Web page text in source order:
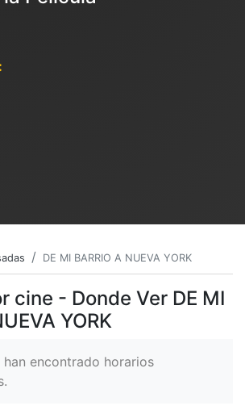
DE MI BARRIO A NUEVA YORK
cine - Donde Ver DE MI
YORK
han encontrado horarios